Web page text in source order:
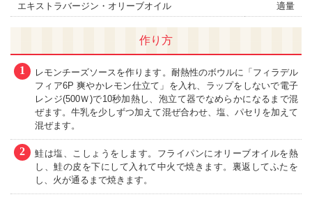
エキストラバージン・オリーブオイル
適量
作り方
1
レモンチーズソースを作ります。耐熱性のボウルに「フィラデル
フィア6P 爽やかレモン仕立て」を入れ、ラップをしないで電子
レンジ(500Ｗ)で10秒加熱し、泡立て器でなめらかになるまで混
ぜます。牛乳を少しずつ加えて混ぜ合わせ、塩、パセリを加えて
混ぜます。
2
鮭は塩、こしょうをします。フライパンにオリーブオイルを熱
し、鮭の皮を下にして入れて中火で焼きます。裏返してふたを
し、火が通るまで焼きます。